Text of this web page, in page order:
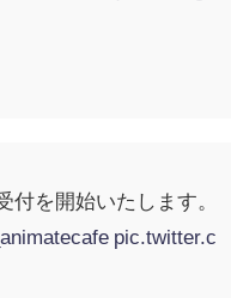
付を開始いたします。
pic.twitter.c